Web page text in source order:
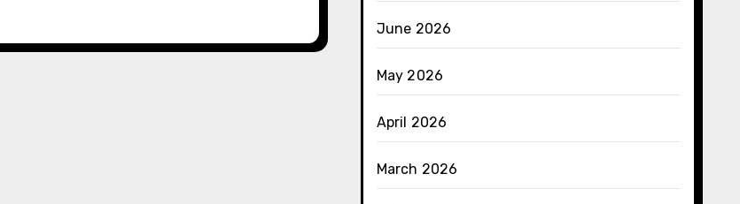
June 2026
May 2026
April 2026
March 2026